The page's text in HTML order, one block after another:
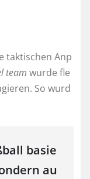
taktischen Anp
team wurde fle
So wurd
basie
au